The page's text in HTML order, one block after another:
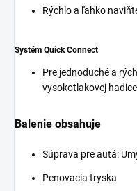
Rýchlo a ľahko
Systém Quick Connect
Pre jednoduché a
vysokotlakovej
Balenie obsahuje
Súprava pre autá:
Penovacia tryska